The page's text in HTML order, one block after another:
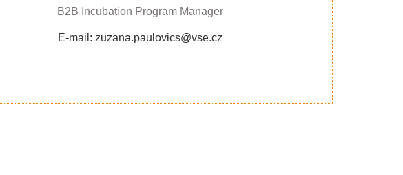
B2B Incubation Program Manager
E-mail: zuzana.paulovics@vse.cz